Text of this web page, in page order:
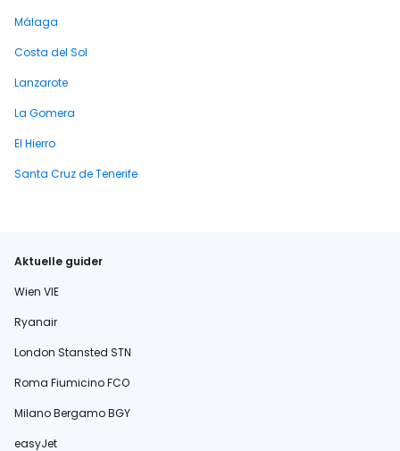
Málaga
Costa del Sol
Lanzarote
La Gomera
El Hierro
Santa Cruz de Tenerife
Aktuelle guider
Wien VIE
Ryanair
London Stansted STN
Roma Fiumicino FCO
Milano Bergamo BGY
easyJet